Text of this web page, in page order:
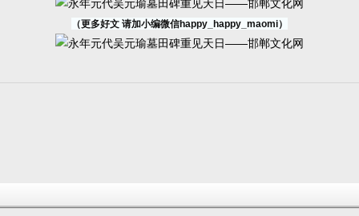
（更多好文 请加小编微信happy_happy_maomi）